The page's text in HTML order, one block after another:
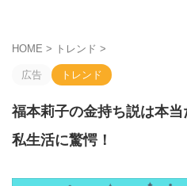
HOME > トレンド >
広告 トレンド
福本莉子の金持ち説は本
私生活に驚愕！